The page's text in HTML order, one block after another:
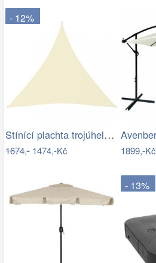
- 12%
Stínící plachta trojúhelníková 5 x 5 x…
1674,-1474,-Kč 1899,-Kč
- 13%